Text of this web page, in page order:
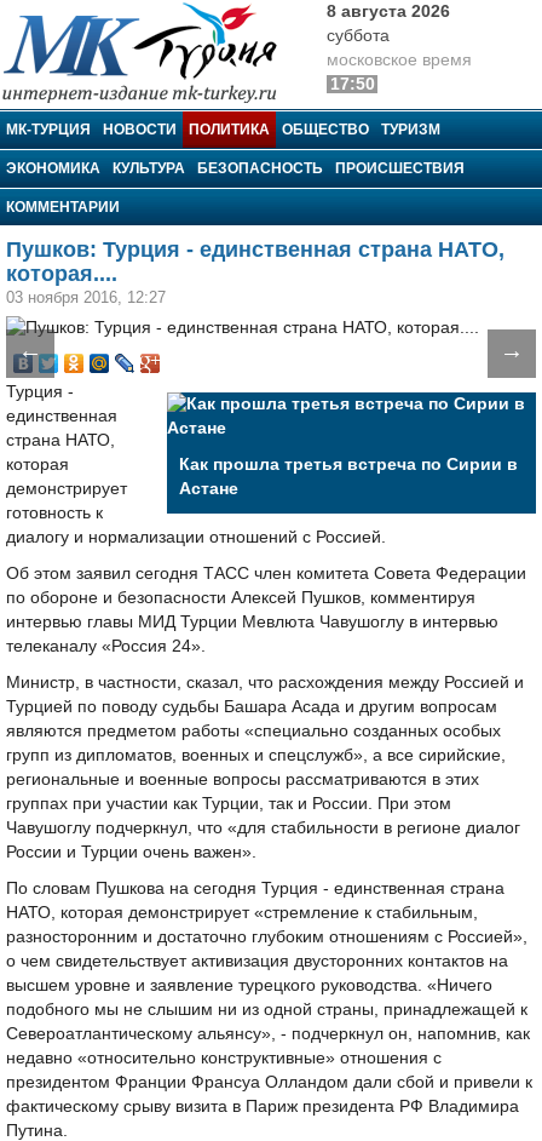
МК-Турция
8 августа 2026
суббота
московское время
17:50
МК-ТУРЦИЯ НОВОСТИ ПОЛИТИКА ОБЩЕСТВО ТУРИЗМ
ЭКОНОМИКА КУЛЬТУРА БЕЗОПАСНОСТЬ ПРОИСШЕСТВИЯ
КОММЕНТАРИИ
Пушков: Турция - единственная страна НАТО,
которая....
03 ноября 2016, 12:27
← →
Как прошла третья встреча по Сирии в
Астане
Турция -
единственная
страна НАТО,
которая
демонстрирует
готовность к
диалогу и нормализации отношений с Россией.
Об этом заявил сегодня ТАСС член комитета Совета Федерации
по обороне и безопасности Алексей Пушков, комментируя
интервью главы МИД Турции Мевлюта Чавушоглу в интервью
телеканалу «Россия 24».
Министр, в частности, сказал, что расхождения между Россией и
Турцией по поводу судьбы Башара Асада и другим вопросам
являются предметом работы «специально созданных особых
групп из дипломатов, военных и спецслужб», а все сирийские,
региональные и военные вопросы рассматриваются в этих
группах при участии как Турции, так и России. При этом
Чавушоглу подчеркнул, что «для стабильности в регионе диалог
России и Турции очень важен».
По словам Пушкова на сегодня Турция - единственная страна
НАТО, которая демонстрирует «стремление к стабильным,
разносторонним и достаточно глубоким отношениям с Россией»,
о чем свидетельствует активизация двусторонних контактов на
высшем уровне и заявление турецкого руководства. «Ничего
подобного мы не слышим ни из одной страны, принадлежащей к
Североатлантическому альянсу», - подчеркнул он, напомнив, как
недавно «относительно конструктивные» отношения с
президентом Франции Франсуа Олландом дали сбой и привели к
фактическому срыву визита в Париж президента РФ Владимира
Путина.